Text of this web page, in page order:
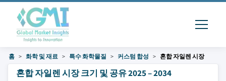
홈 화학 및 재료 특수 화학물질 커스텀 합성 혼합 자일렌 시장
혼합 자일렌 시장 크기 및 공유 2025 – 2034